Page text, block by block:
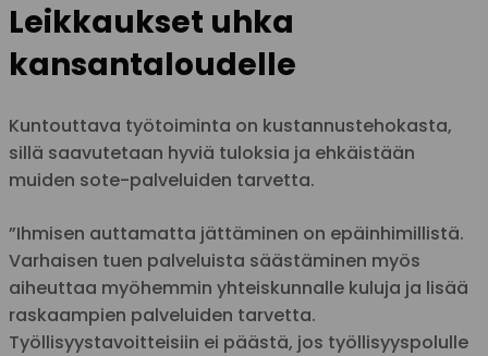
Leikkaukset uhka
kansantaloudelle
Kuntouttava työtoiminta on kustannustehokasta,
sillä saavutetaan hyviä tuloksia ja ehkäistään
muiden sote-palveluiden tarvetta.
”Ihmisen auttamatta jättäminen on epäinhimillistä.
Varhaisen tuen palveluista säästäminen myös
aiheuttaa myöhemmin yhteiskunnalle kuluja ja lisää
raskaampien palveluiden tarvetta.
Työllisyystavoitteisiin ei päästä, jos työllisyyspolulle